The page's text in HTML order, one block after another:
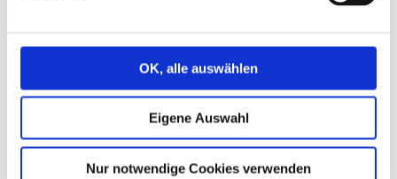
OK, alle auswählen
Eigene Auswahl
Nur notwendige Cookies verwenden
Hier finden Sie Deutschkurse fürFortgeschrittene
Deutsch Niveau B2/C1